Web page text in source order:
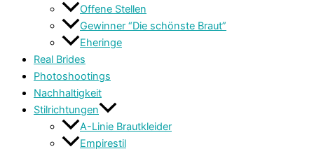
Offene Stellen
Gewinner “Die schönste Braut”
Eheringe
Real Brides
Photoshootings
Nachhaltigkeit
Stilrichtungen
A-Linie Brautkleider
Empirestil